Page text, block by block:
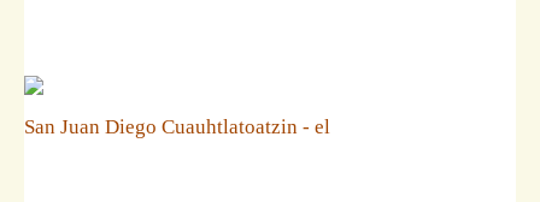
San Juan Diego Cuauhtlatoatzin - el